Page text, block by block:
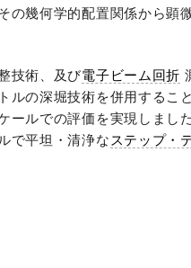
の幾何学的配置関係から顕
技術、及び電子ビーム回折
ルの深堀技術を併用するこ
ールでの評価を実現しまし
で平坦・清浄な ステップ・